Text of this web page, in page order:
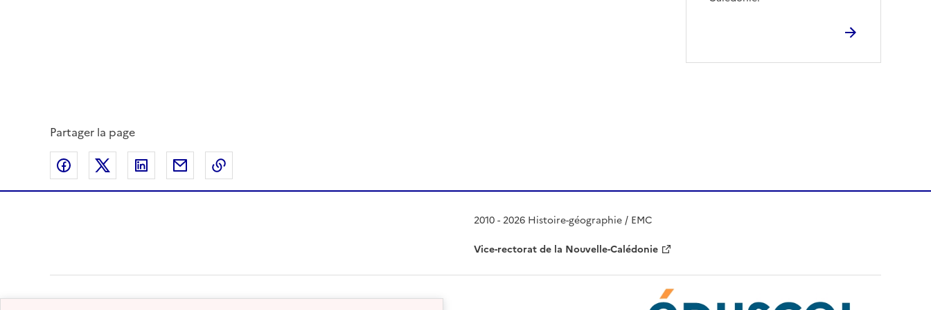
Partager la page
Partager sur Facebook
Partager sur Twitter
Partager sur LinkedIn
Partager par email
2010 - 2026 Histoire-géographie / EMC
Vice-rectorat de la Nouvelle-Calédonie